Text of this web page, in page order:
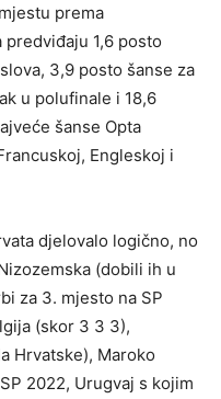
prema
1,6 posto
3,9 posto šanse za
u polufinale i 18,6
šanse Opta
Engleskoj i
djelovalo logično, no
(dobili ih u
za 3. mjesto na SP
(skor 3 3 3),
Hrvatske), Maroko
2022, Urugvaj s kojim